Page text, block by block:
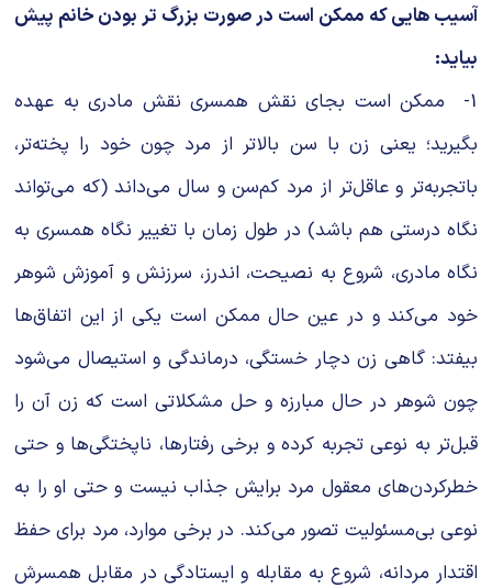
آسیب هایی که ممکن است در صورت بزرگ تر بودن خانم پیش
بیاید:
1- ممکن است بجای نقش همسری نقش مادری به عهده
بگیرید؛ یعنی زن با سن بالاتر از مرد چون خود را پخته‌تر،
باتجربه‌تر و عاقل‌تر از مرد کم‌سن و سال می‌‌‌داند (که می‌‌تواند
نگاه درستی هم باشد) در طول زمان با تغییر نگاه همسری به
نگاه مادری، شروع به نصیحت، اندرز، سرزنش و آموزش شوهر
خود می‌كند و در عین حال ممكن است یكی از این اتفاق‌ها
بیفتد: گاهی زن دچار خستگی، درماندگی و استیصال می‌‌شود
چون شوهر در حال مبارزه و حل مشکلاتی است که زن آن را
قبل‌تر به نوعی تجربه كرده و برخی رفتارها، ناپختگی‌ها و حتی
خطركردن‌های معقول مرد برایش جذاب نیست و حتی او را به
نوعی بی‌مسئولیت تصور می‌‌کند. در برخی موارد، مرد برای حفظ
اقتدار مردانه، شروع به مقابله و ایستادگی در مقابل همسرش